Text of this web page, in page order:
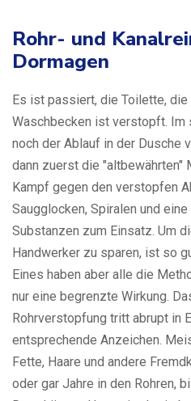
Rohr- und
Dormagen
Es ist passiert, die Toilette, die
Waschbecken ist verstopft. Im
noch der Ablauf in der Dusche
dann zuerst die "altbewährten"
Kampf gegen den verstopfen
Saugglocken, Spiralen und
Substanzen zum Einsatz. Um
Handwerker zu sparen, ist so
Eines haben aber alle die
nur eine begrenzte Wirkung.
Rohrverstopfung tritt abrupt in
entsprechende Anzeichen.
Fette, Haare und andere
oder gar Jahre in den Rohren,